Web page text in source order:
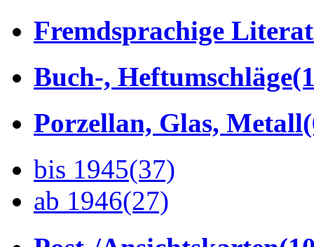
Fremdsprachige
Buch-, Heftumschläge
Porzellan, Glas, Metall
bis 1945(37)
ab 1946(27)